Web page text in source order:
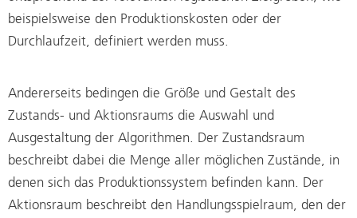
beispielsweise den Produktionskosten oder der
Durchlaufzeit, definiert werden muss.
Andererseits bedingen die Größe und Gestalt des
Zustands- und Aktionsraums die Auswahl und
Ausgestaltung der Algorithmen. Der Zustandsraum
beschreibt dabei die Menge aller möglichen Zustände, in
denen sich das Produktionssystem befinden kann. Der
Aktionsraum beschreibt den Handlungsspielraum, den der